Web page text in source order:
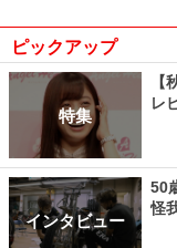
ピックアップ
特集
レ
インタビュー
50
怪